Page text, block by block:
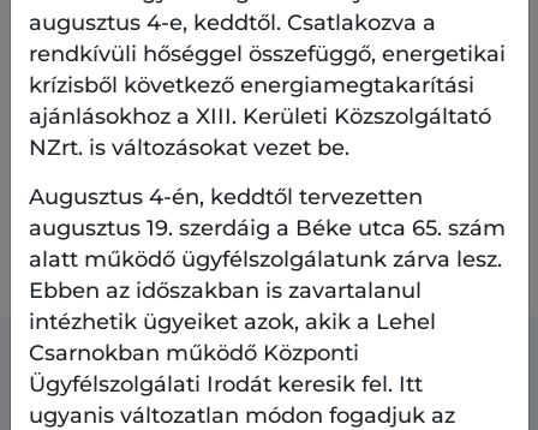
cikkünkbentalálnak részleteket. Ezen kívül
megtekinthetikképes beszámolónkat is.
A Gömb utca útépítési kiviteli terve
A Gömb utca forgalomtechnikai terve
Kapcsolódó tartalmak
augusztus 4-e, keddtől. Csatlakozva a
rendkívüli hőséggel összefüggő, energetikai
krízisből következő energiamegtakarítási
ajánlásokhoz a XIII. Kerületi Közszolgáltató
NZrt. is változásokat vezet be.
Augusztus 4-én, keddtől tervezetten
augusztus 19. szerdáig a Béke utca 65. szám
alatt működő ügyfélszolgálatunk zárva lesz.
Ebben az időszakban is zavartalanul
intézhetik ügyeiket azok, akik a Lehel
Csarnokban működő Központi
Ügyfélszolgálati Irodát keresik fel. Itt
ugyanis változatlan módon fogadjuk az